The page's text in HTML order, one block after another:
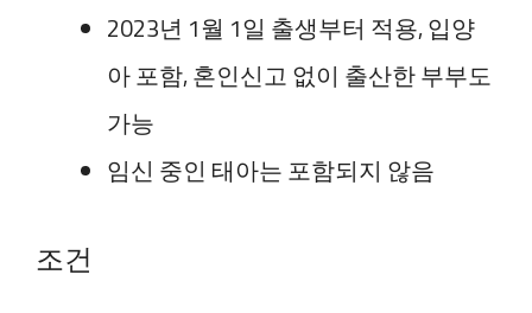
2023년 1월 1일 출생부터 적용, 입양
아 포함, 혼인신고 없이 출산한 부부도
가능
임신 중인 태아는 포함되지 않음
조건